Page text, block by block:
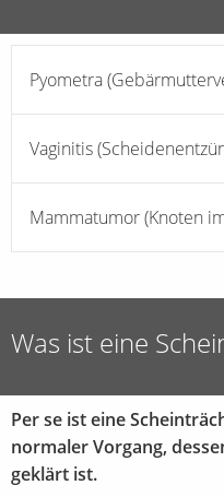
Pyometra
Vaginitis
Mammatumor (Knoten
Was ist eine
Per se ist eine
normaler Vorgang,
geklärt ist.